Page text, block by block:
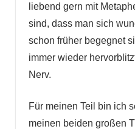
liebend gern mit
sind, dass man sich
schon früher begegnet
immer wieder
Nerv.
Für meinen Teil bin ich
meinen beiden großen